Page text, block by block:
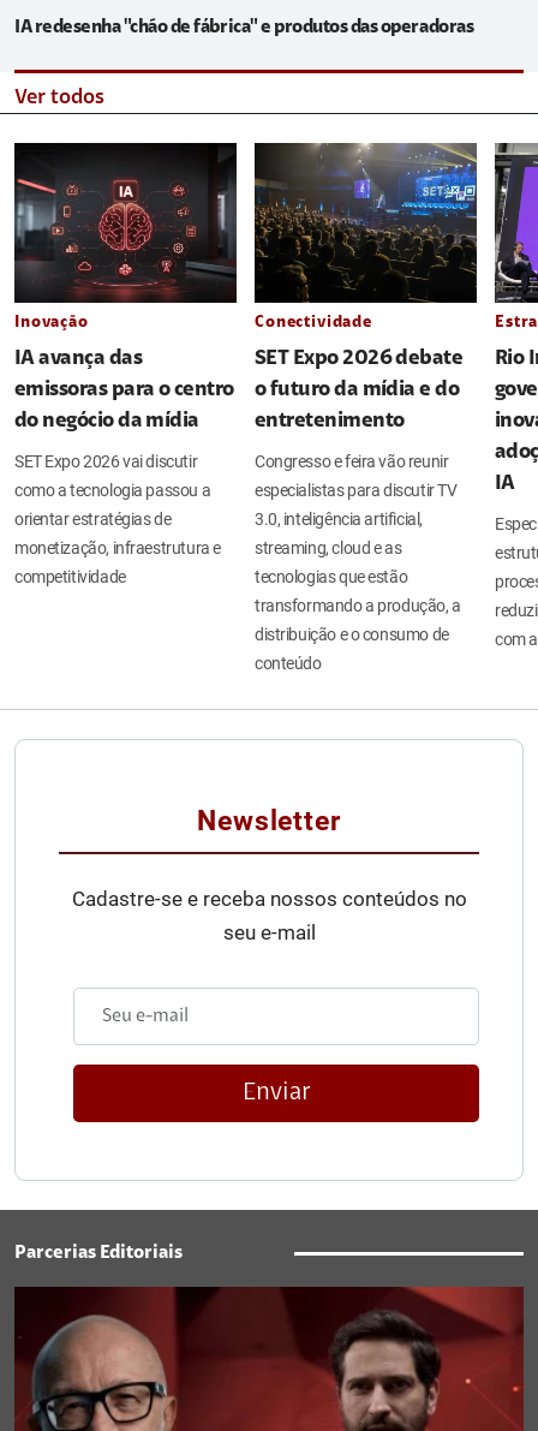
IA redesenha "chão de fábrica" e produtos das operadoras
Ver todos
Inovação
IA avança das
emissoras para o centro
do negócio da mídia
SET Expo 2026 vai discutir
como a tecnologia passou a
orientar estratégias de
monetização, infraestrutura e
competitividade
Conectividade
SET Expo 2026 debate
o futuro da mídia e do
entretenimento
Congresso e feira vão reunir
especialistas para discutir TV
3.0, inteligência artificial,
streaming, cloud e as
tecnologias que estão
transformando a produção, a
distribuição e o consumo de
conteúdo
Rio
IA
com
Newsletter
Cadastre-se e receba nossos conteúdos no
seu e-mail
Enviar
Parcerias Editoriais